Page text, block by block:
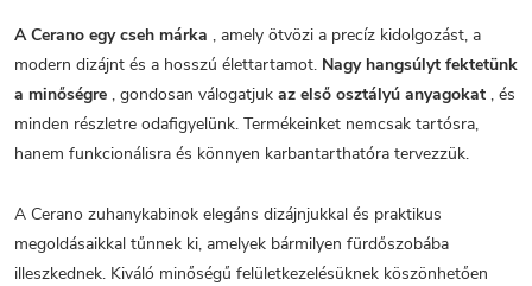
A Cerano egy cseh márka , amely ötvözi a precíz kidolgozást, a
modern dizájnt és a hosszú élettartamot. Nagy hangsúlyt fektetünk
a minőségre , gondosan válogatjuk az első osztályú anyagokat , és
minden részletre odafigyelünk. Termékeinket nemcsak tartósra,
hanem funkcionálisra és könnyen karbantarthatóra tervezzük.
A Cerano zuhanykabinok elegáns dizájnjukkal és praktikus
megoldásaikkal tűnnek ki, amelyek bármilyen fürdőszobába
illeszkednek. Kiváló minőségű felületkezelésüknek köszönhetően